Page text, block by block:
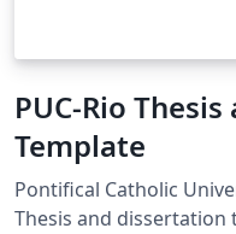
PUC-Rio
Template
Pontifical Catholic
Thesis and dissertation